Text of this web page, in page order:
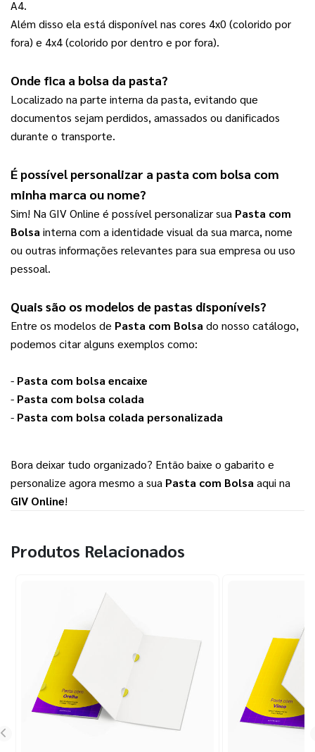
A4.
Além disso ela está disponível nas cores 4x0 (colorido por
fora) e 4x4 (colorido por dentro e por fora).
Onde fica a bolsa da pasta?
Localizado na parte interna da pasta, evitando que
documentos sejam perdidos, amassados ou danificados
durante o transporte.
É possível personalizar a pasta com bolsa com
minha marca ou nome?
Sim! Na GIV Online é possível personalizar sua Pasta com
Bolsa interna com a identidade visual da sua marca, nome
ou outras informações relevantes para sua empresa ou uso
pessoal.
Quais são os modelos de pastas disponíveis?
Entre os modelos de Pasta com Bolsa do nosso catálogo,
podemos citar alguns exemplos como:
- Pasta com bolsa encaixe
- Pasta com bolsa colada
- Pasta com bolsa colada personalizada
Bora deixar tudo organizado? Então baixe o gabarito e
personalize agora mesmo a sua Pasta com Bolsa
GIV Online!
Produtos Relacionados